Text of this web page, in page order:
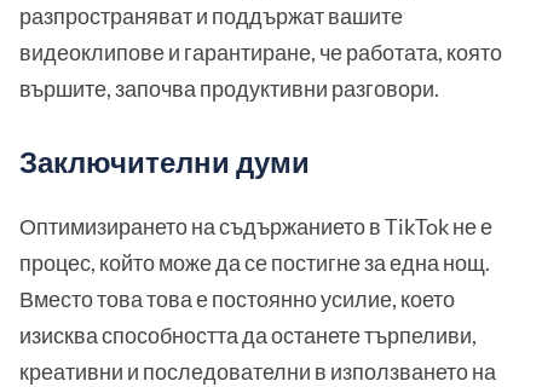
разпространяват и поддържат вашите
видеоклипове и гарантиране, че работата, която
вършите, започва продуктивни разговори.
Заключителни думи
Оптимизирането на съдържанието в TikTok не е
процес, който може да се постигне за една нощ.
Вместо това това е постоянно усилие, което
изисква способността да останете търпеливи,
креативни и последователни в използването на